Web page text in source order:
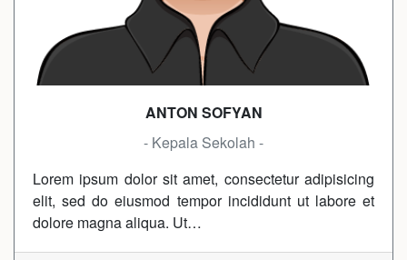
ANTON SOFYAN
- Kepala Sekolah -
Lorem ipsum dolor sit amet, consectetur adipisicing
elit, sed do eiusmod tempor incididunt ut labore et
dolore magna aliqua. Ut…